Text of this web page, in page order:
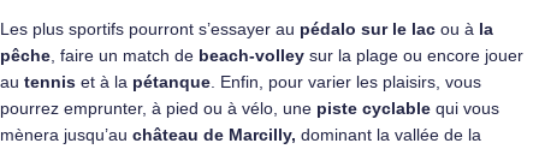
Les plus sportifs pourront s’essayer au pédalo sur le lac ou à la
pêche , faire un match de beach-volley sur la plage ou encore jouer
au tennis et à la pétanque . Enfin, pour varier les plaisirs, vous
pourrez emprunter, à pied ou à vélo, une piste cyclable qui vous
mènera jusqu’au château de Marcilly, dominant la vallée de la